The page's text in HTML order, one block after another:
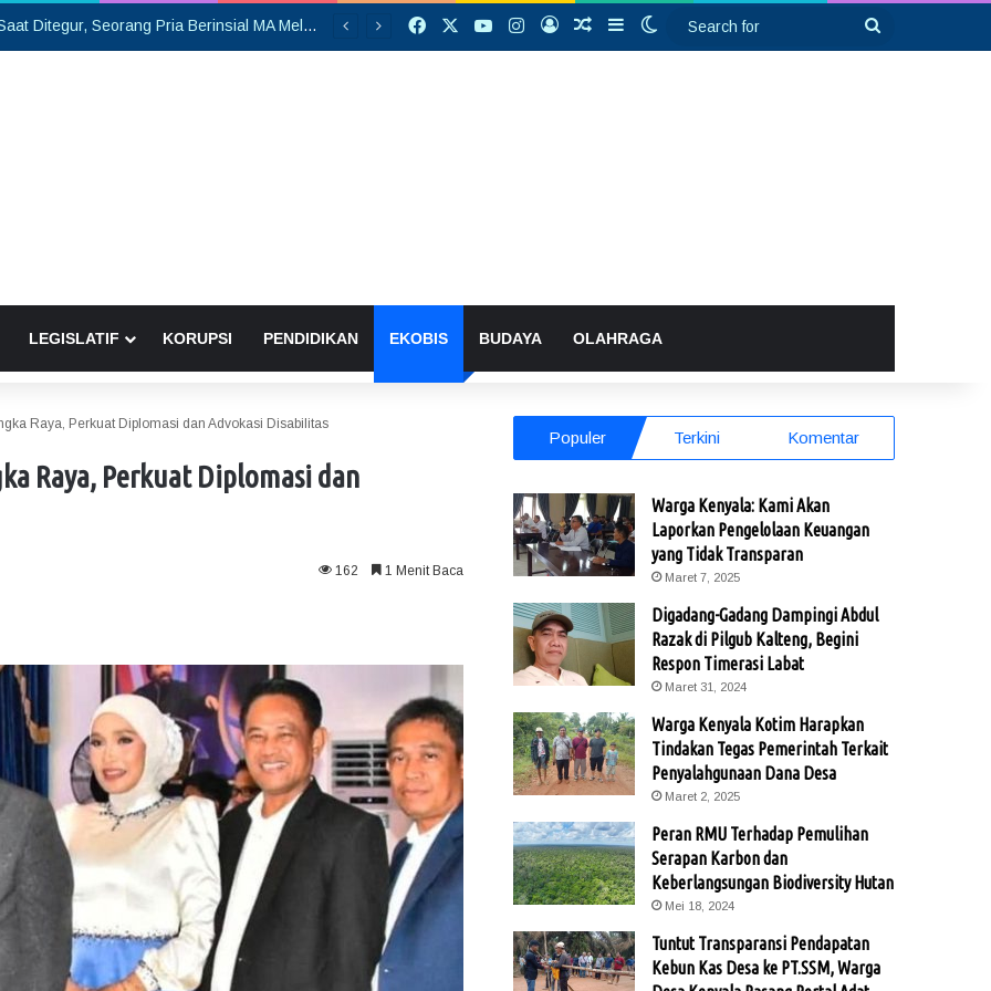
Tersinggung Saat Ditegur, Seorang Pria Berinsial MA Melakukan Pembacokan di Pasar Saik Facebook YouTubeInstagram
Log InRandom Article
SidebarSwitch skin
LEGISLATIF KORUPSI PENDIDIKAN EKOBIS BUDAYA OLAHRAGA
Raya, Perkuat Diplomasi dan Advokasi Disabilitas
Raya, Perkuat Diplomasi dan
162 1 Menit Baca
Populer Terkini Komentar
Warga Kenyala: Kami Akan
Laporkan Pengelolaan Keuangan
yang Tidak Transparan
Maret 7, 2025
Digadang-Gadang Dampingi Abdul
Razak di Pilgub Kalteng, Begini
Respon Timerasi Labat
Maret 31, 2024
Warga Kenyala Kotim Harapkan
Tindakan Tegas Pemerintah Terkait
Penyalahgunaan Dana Desa
Maret 2, 2025
Peran RMU Terhadap Pemulihan
Serapan Karbon dan
Keberlangsungan Biodiversity Hutan
Mei 18, 2024
Tuntut Transparansi Pendapatan
Kebun Kas Desa ke PT.SSM, Warga